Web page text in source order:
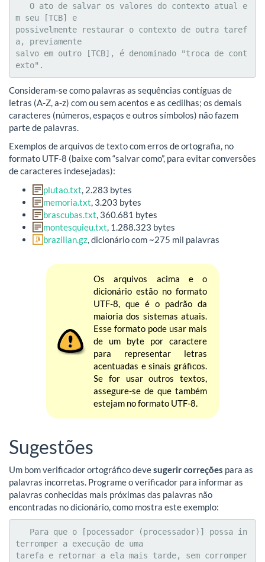
m seu [TCB] e
possivelmente restaurar o contexto de outra taref
a, previamente
salvo em outro [TCB], é denominado "troca de cont
exto".
Consideram-se como palavras as sequências contíguas de
letras (A-Z, a-z) com ou sem acentos e as cedilhas; os demais
caracteres (números, espaços e outros símbolos) não fazem
parte de palavras.
Exemplos de arquivos de texto com erros de ortografia, no
formato UTF-8 (baixe com “salvar como”, para evitar conversões
de caracteres indesejadas):
plutao.txt, 2.283 bytes
memoria.txt, 3.203 bytes
brascubas.txt, 360.681 bytes
montesquieu.txt, 1.288.323 bytes
brazilian.gz, dicionário com ~275 mil palavras
Os arquivos acima e o
dicionário estão no formato
UTF-8, que é o padrão da
maioria dos sistemas atuais.
Esse formato pode usar mais
de um byte por caractere
para representar letras
acentuadas e sinais gráficos.
Se for usar outros textos,
assegure-se de que também
estejam no formato UTF-8.
Sugestões
Um bom verificador ortográfico devesugerir correções para as
palavras incorretas. Programe o verificador para informar as
palavras conhecidas mais próximas das palavras não
encontradas no dicionário, como mostra este exemplo:
terromper a execução de uma
tarefa e retornar a ela mais tarde, sem corromper